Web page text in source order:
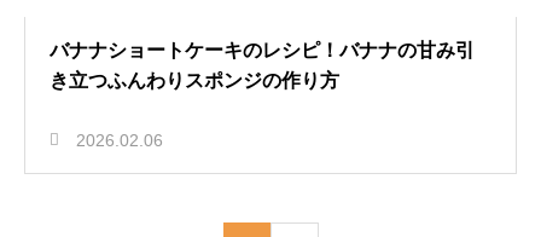
バナナショートケーキのレシピ！バナナの甘み引
き立つふんわりスポンジの作り方
2026.02.06